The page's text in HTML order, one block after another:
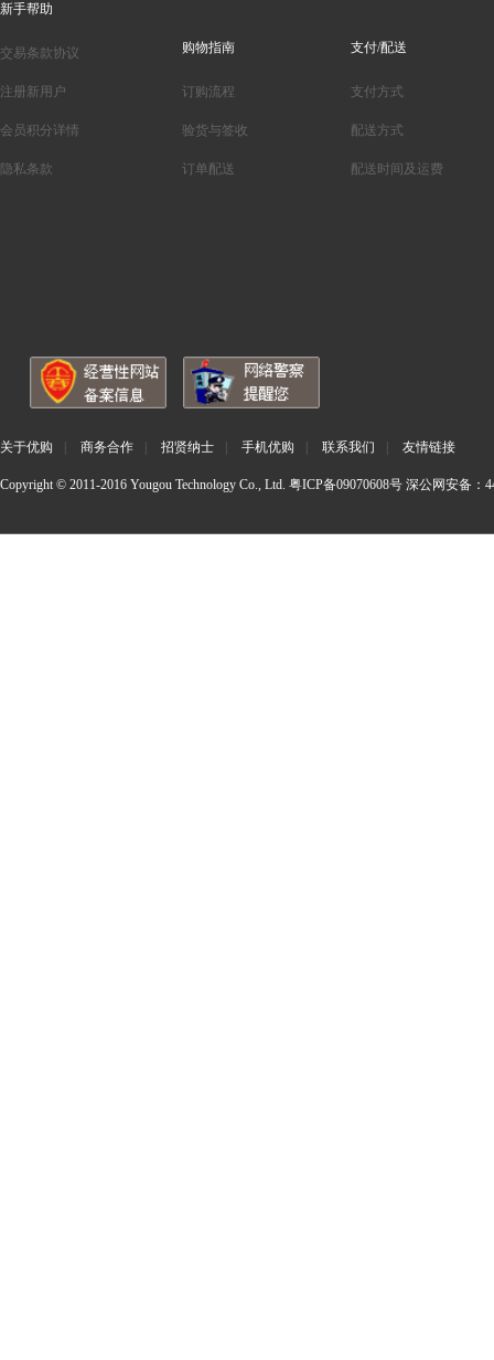
新手帮助
交易条款协议
注册新用户
会员积分详情
隐私条款
购物指南
订购流程
验货与签收
订单配送
支付/配送
支付方式
配送方式
配送时间及运费
关于优购 商务合作 招贤纳士 手机优购 联系我们 友情链接
Copyright © 2011-2016 Yougou Technology Co., Ltd. 粤ICP备09070608号 深公网安备：